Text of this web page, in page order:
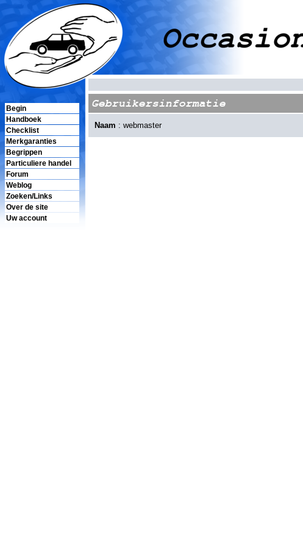
Begin
Handboek
Checklist
Merkgaranties
Begrippen
Particuliere handel
Forum
Weblog
Zoeken/Links
Over de site
Uw account
Gebruikersinformatie
Naam : webmaster